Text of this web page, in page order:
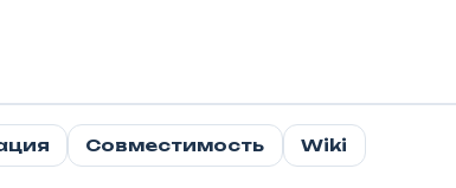
Совместимость Wiki